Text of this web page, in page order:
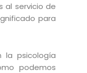
al servicio de
para
psicología
podemos